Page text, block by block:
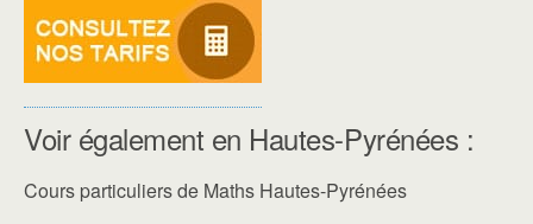
Voir également en Hautes-Pyrénées :
Cours particuliers de Maths Hautes-Pyrénées